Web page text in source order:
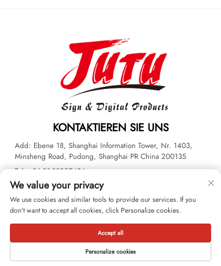
KONTAKTIEREN SIE UNS
Add: Ebene 18, Shanghai Information Tower, Nr. 1403,
Minsheng Road, Pudong, Shanghai PR China 200135
Tel.:+86-21-33927426
E-Mail:[email protected]
Urheberrecht © 2026 JUTU New Materials Technology Limited
Alle Rechte vorbehalten. -Datenschutzrichtlinie
We value your privacy
We use cookies and similar tools to provide our services. If you
don't want to accept all cookies, click Personalize cookies.
Personalize cookies
Accept all